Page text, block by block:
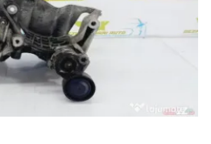
profesionale